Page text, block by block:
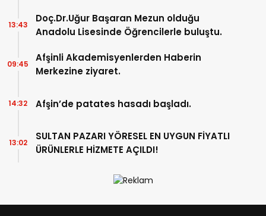
Doç.Dr.Uğur Başaran Mezun olduğu
Anadolu Lisesinde Öğrencilerle buluştu.
13:43
Afşinli Akademisyenlerden Haberin
Merkezine ziyaret.
09:45
Afşin’de patates hasadı başladı.
14:32
SULTAN PAZARI YÖRESEL EN UYGUN FİYATLI
ÜRÜNLERLE HİZMETE AÇILDI!
13:02